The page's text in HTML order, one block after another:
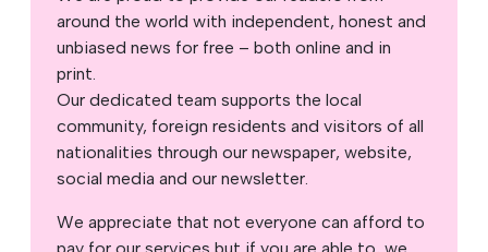
around the world with independent, honest and
unbiased news for free – both online and in
print.
Our dedicated team supports the local
community, foreign residents and visitors of all
nationalities through our newspaper, website,
social media and our newsletter.
We appreciate that not everyone can afford to